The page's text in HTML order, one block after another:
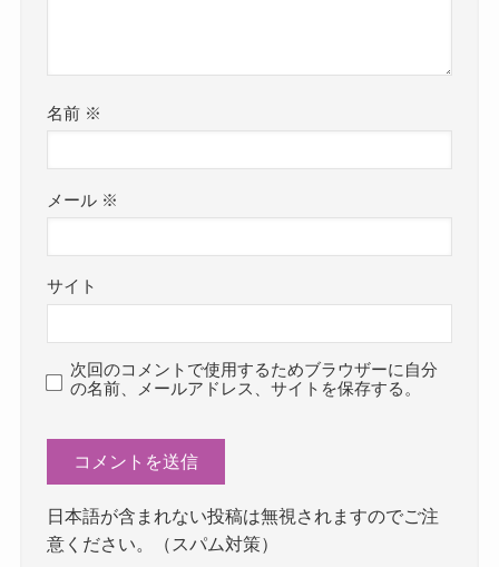
名前 ※
メール ※
サイト
次回のコメントで使用するためブラウザーに自分
の名前、メールアドレス、サイトを保存する。
日本語が含まれない投稿は無視されますのでご注
意ください。（スパム対策）